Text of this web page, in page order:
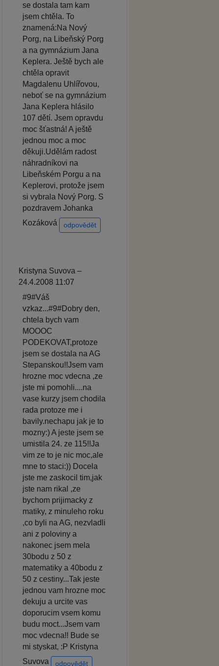
se dostala tam kam
jsem chtěla. To
znamená:Na Nový
Porg, na Libeňský Porg
a na gymnázium Jana
Keplera. Ještě bych ale
chtěla opravit
Magdalenu Uhlířovou,
neboť se na gymnázium
Jana Keplera hlásilo
107 dětí. Jsem opravdu
moc šťastná! A ještě
jednou moc a moc
děkuji.Udělám radost
náhradníkovi na
Libeňském Porgu a na
Keplerovi, protože jsem
si vybrala Nový Porg. S
pozdravem Johanka
Kozáková
odpovědět
Kristyna Suvova –
24.4.2008 11:07
#9#Váš
vzkaz...#9#Dobry den,
chtela bych vam
MOOOC
PODEKOVAT,protoze
jsem se dostala na AG
Stepanskou!!Jsem vam
hrozne moc vdecna ,ze
jste mi pomohli....na
vase kurzy jsem chodila
rada protoze me i
bavily.nechapu jak je to
mozny:) A jeste jsem se
umistila 24. ze 115!!Ja
vim ze to je nic moc,ale
mne to staci:)) Docela
jste me zaskocil tim,jak
jste nam rikal ,ze
bychom prijimacky z
matiky, z minuleho roku
,co byli na AG, nezvladli
ani z poloviny a
nakonec jsem mela
30bodu z 50 z
matematiky a 40bodu z
50 z cestiny...Tak jeste
jednou vam hrozne moc
dekuju a urcite vas
doporucim vsem komu
budu moct...Jsem vam
moc vdecna!! Bude se
mi styskat, :P Kristyna
Suvova
odpovědět